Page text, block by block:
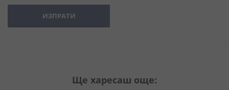
ИЗПРАТИ
Ще харесаш още: